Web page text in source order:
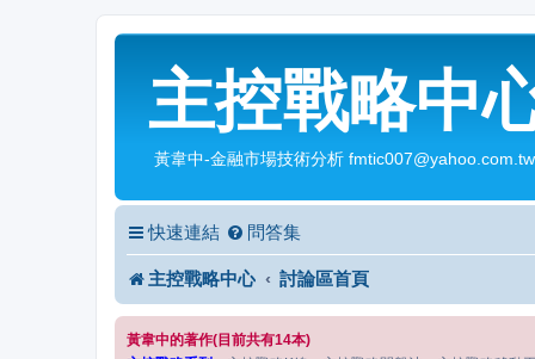
主控戰略中
黃韋中-金融市場技術分析 fmtic007@yahoo.com.tw
快速連結 問答集
主控戰略中心 討論區首頁
黃韋中的著作(目前共有14本)